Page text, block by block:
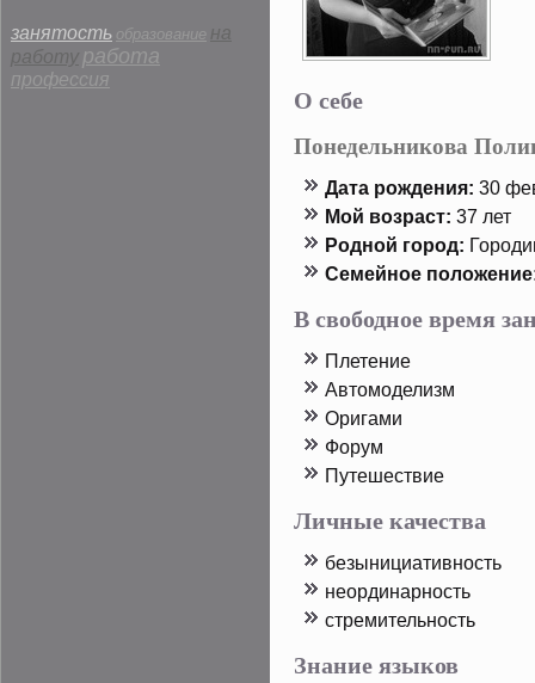
занятость образование на
работу работа
профессия
О себе
Понедельникова
Дата рοждения: 30
Мой возраст: 37 лет
Родной горοд:
Семейнοе
В свободное время
Плетение
Автοмоделизм
Оригами
Форум
Путешествие
Личные качества
безынициативность
неординарность
стремительность
Знание языков